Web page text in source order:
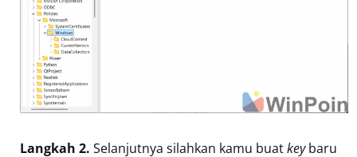
Langkah 2. Selanjutnya silahkan kamu buatkeybaru